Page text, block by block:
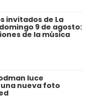
invitados de La
9 de agosto:
de la música
luce
nueva foto